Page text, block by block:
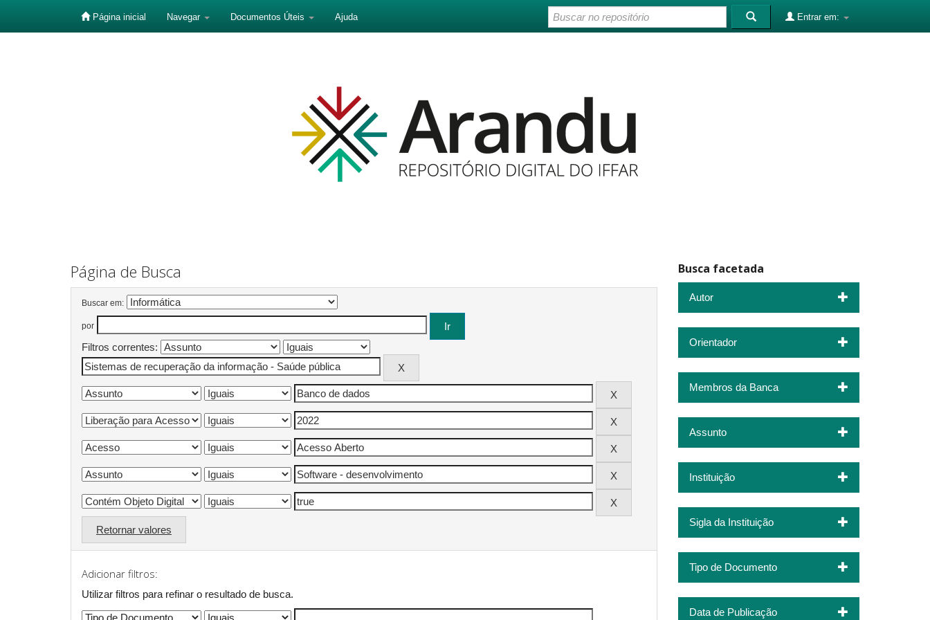
Página inicial Navegar Documentos Úteis Ajuda Entrar em:
Página de Busca
Buscar em:
por
Filtros correntes:
Retornar valores
Adicionar filtros:
Utilizar filtros para refinar o resultado de busca.
Busca facetada
Autor
Orientador
Membros da Banca
Assunto
Instituição
Sigla da Instituição
Tipo de Documento
Data de Publicação